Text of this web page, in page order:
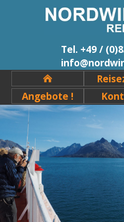
Tel. +49 /
Angebote !